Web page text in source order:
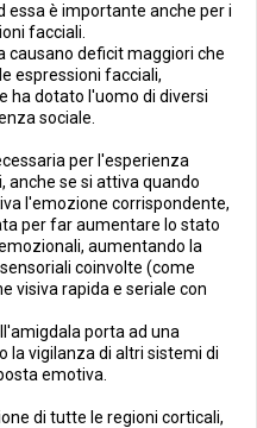
essa è importante anche per i
facciali.
causano deficit maggiori che
espressioni facciali,
ha dotato l'uomo di diversi
sociale.
per l'esperienza
anche se si attiva quando
l'emozione corrispondente,
per far aumentare lo stato
aumentando la
coinvolte (come
visiva rapida e seriale con
porta ad una
la vigilanza di altri sistemi di
emotiva.
di tutte le regioni corticali,